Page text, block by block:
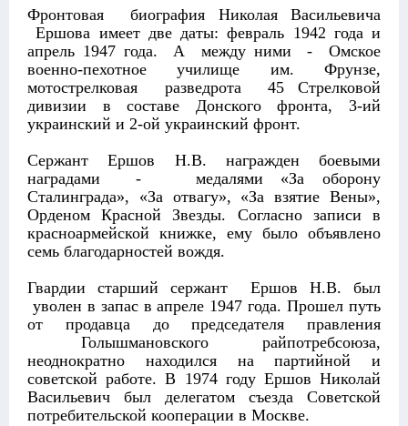
Фронтовая биография Николая Васильевича
Ершова имеет две даты: февраль 1942 года и
апрель 1947 года. А между ними - Омское
военно-пехотное училище им. Фрунзе,
мотострелковая разведрота 45 Стрелковой
дивизии в составе Донского фронта, 3-ий
украинский и 2-ой украинский фронт.
Сержант Ершов Н.В. награжден боевыми
наградами - медалями «За оборону
Сталинграда», «За отвагу», «За взятие Вены»,
Орденом Красной Звезды. Согласно записи в
красноармейской книжке, ему было объявлено
семь благодарностей вождя.
Гвардии старший сержант Ершов Н.В. был
уволен в запас в апреле 1947 года. Прошел путь
от продавца до председателя правления
Голышмановского райпотребсоюза,
неоднократно находился на партийной и
советской работе. В 1974 году Ершов Николай
Васильевич был делегатом съезда Советской
потребительской кооперации в Москве.